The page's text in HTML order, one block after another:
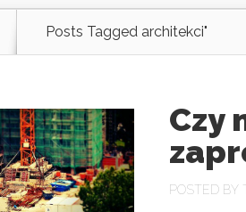
Posts Tagged architekci"
Czy
POSTED BY